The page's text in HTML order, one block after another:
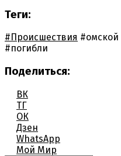
Теги:
#Происшествия #омской
#погибли
Поделиться:
ВК
ТГ
ОК
Дзен
WhatsApp
Мой Мир